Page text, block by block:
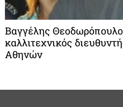
Βαγγέλης
καλλιτεχνικός
Αθηνών